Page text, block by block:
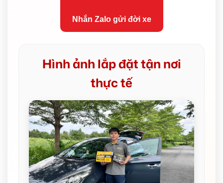
Nhắn Zalo gửi đời xe
Hình ảnh lắp đặt tận nơi
thực tế